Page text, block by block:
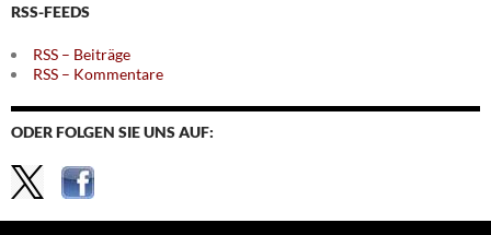
RSS-FEEDS
RSS – Beiträge
RSS – Kommentare
ODER FOLGEN SIE UNS AUF: